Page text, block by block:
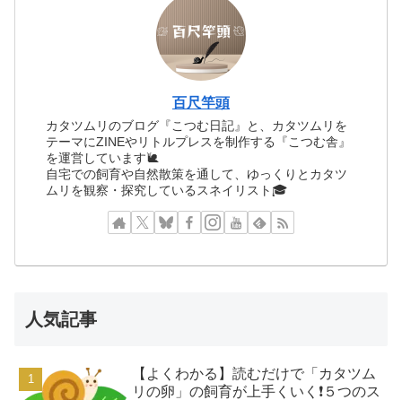
百尺竿頭
カタツムリのブログ『こつむ日記』と、カタツムリを
テーマにZINEやリトルプレスを制作する『こつむ舎』
を運営しています🐌
自宅での飼育や自然散策を通して、ゆっくりとカタツ
ムリを観察・探究しているスネイリスト🎓
人気記事
【よくわかる】読むだけで「カタツム
リの卵」の飼育が上手くいく❗️５つのス